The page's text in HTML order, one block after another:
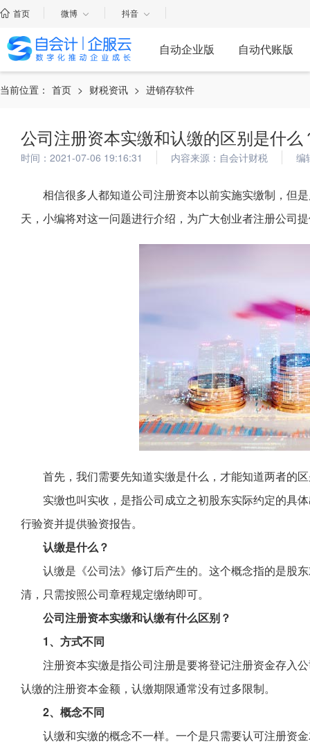
首页 微博 抖音
自动企业版 自动代账版
当前位置： 首页 > 财税资讯 > 进销存软件
公司注册资本实缴和认缴的区别是什么
时间：2021-07-06 19:16:31 内容来源：自会计财税 编
相信很多人都知道公司注册资本以前实施实缴制，但
天，小编将对这一问题进行介绍，为广大创业者注册公司
首先，我们需要先知道实缴是什么，才能知道两者的
实缴也叫实收，是指公司成立之初股东实际约定的具
行验资并提供验资报告。
认缴是什么？
认缴是《公司法》修订后产生的。这个概念指的是股
清，只需按照公司章程规定缴纳即可。
公司注册资本实缴和认缴有什么区别？
1、方式不同
注册资本实缴是指公司注册是要将登记注册资金存入
认缴的注册资本金额，认缴期限通常没有过多限制。
2、概念不同
认缴和实缴的概念不一样。一个是只需要认可注册资